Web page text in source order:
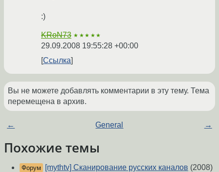
:)
KRoN73 ★★★★★
29.09.2008 19:55:28 +00:00
Ссылка
Вы не можете добавлять комментарии в эту тему. Тема
перемещена в архив.
← General →
Похожие темы
Форум [mythtv] Сканирование русских каналов (2008)